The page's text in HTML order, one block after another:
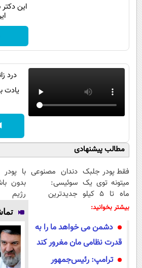
فناوری
گوناگون
حوادث
محیط زیست
اجتماعی
حیات وحش
سیاست خارجی
روانشناسی
آشپزی
دانلود
این
درد
یادت
مطالب پیشنهادی
فقط پودر جلبک
میتونه توی یک
ماه تا 5 کیلو
لاغرت کنه!
دندان مصنوعی
سوئیسی:
جدیدترین
پرداخت قسطی
با
رژیم
کنید!
بیشتر بخوانید:
دشمن می خواهد ما را به
قدرت نظامی مان مغرور کند
ترامپ: رئیس‌جمهور